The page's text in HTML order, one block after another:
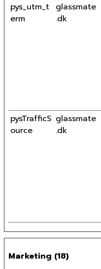
pys_utm_t
erm
glassmate
.dk
pysTrafficS
ource
glassmate
.dk
Marketing (18)